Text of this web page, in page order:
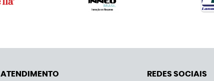
ATENDIMENTO
REDES SOCIAIS